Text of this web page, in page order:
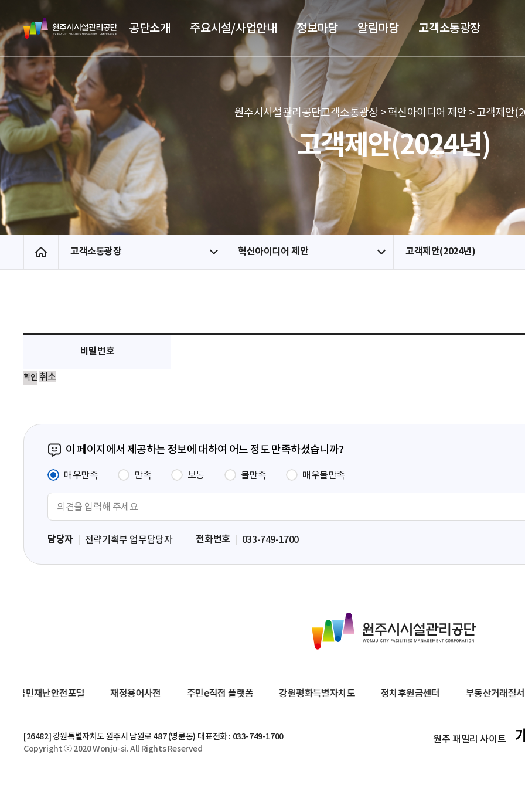
네
비
게
이
션
본문 바로가기
메뉴 바로가기
원
주
시
시
설
관
리
공
단
공단소개 주요시설/사업안내 정보마당 알림마당 고객소통광장
원주시시설관리공단고객소통광장 > 혁신아이디어 제안 > 고객제안
고객제안(2024년)
홈 고객소통광장 혁신아이디어 제안 고객제안(2024년)
비밀번호
취소
이 페이지에서 제공하는 정보에 대하여 어느 정도 만족하셨습니까?
매우만족 만족 보통 불만족 매우불만족
력
담당자 전략기획부 업무담당자 전화번호 033-749-1700
주
시
설
관
리
공
국민재난안전포털 재정용어사전 주민e직접 플랫폼 강원평화특별자치도 정치후원금센터 부동산거래질
[26482] 강원특별자치도 원주시 남원로 487 (명륜동) 대표전화 : 033-749-1700
Copyright ⓒ 2020 Wonju-si. All Rights Reserved
원주 패밀리 사이트